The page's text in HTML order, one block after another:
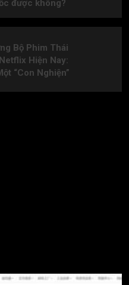
được không?
Bộ Phim Thái
Hiện Nay:
“Con Nghiện”